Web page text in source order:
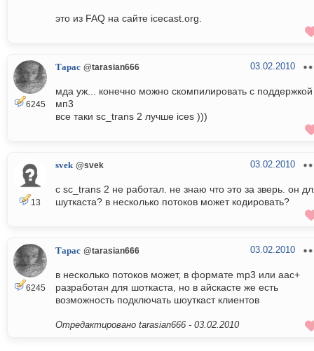
это из FAQ на сайте icecast.org.
6245
Тарас @tarasian666 03.02.2010
мда уж... конечно можно скомпилировать с поддержкой
мп3
все таки sc_trans 2 лучше ices )))
13
svek @svek 03.02.2010
с sc_trans 2 не работал. не знаю что это за зверь. он
шуткаста? в несколько потоков может кодировать?
6245
Тарас @tarasian666 03.02.2010
в несколько потоков может, в формате mp3 или aac+
разработан для шоткаста, но в айскасте же есть
возможность подключать шоуткаст клиентов
Отредактировано tarasian666 - 03.02.2010